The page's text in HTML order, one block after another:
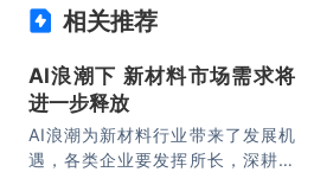
相关推荐
AI浪潮下 新材料市场需求将
进一步释放
AI浪潮为新材料行业带来了发展机
遇，各类企业要发挥所长，深耕实